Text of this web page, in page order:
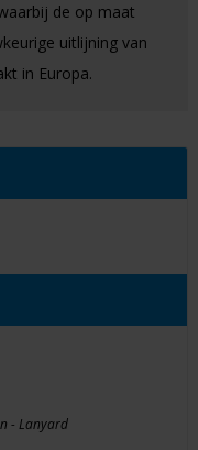
de op maat
uitlijning van
in Europa.
- Lanyard